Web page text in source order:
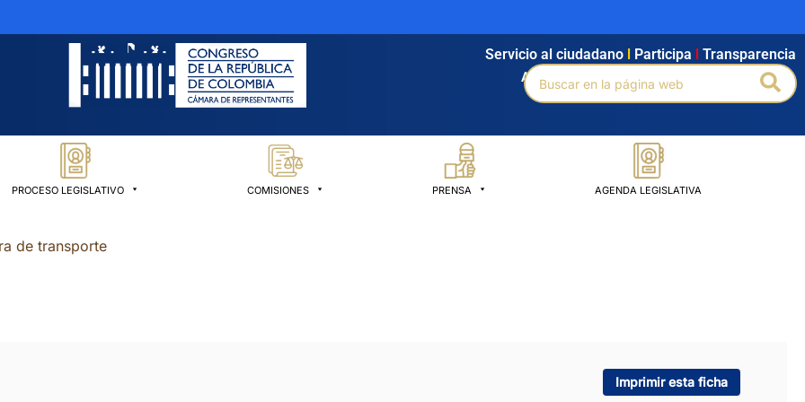
Agendamiento Intranet Búsqueda avanzada
Servicio al ciudadano Participa Transparencia
Buscar
por:
PROCESO LEGISLATIVO COMISIONES PRENSA AGENDA LEGISLATIVA
de transporte
Imprimir esta ficha